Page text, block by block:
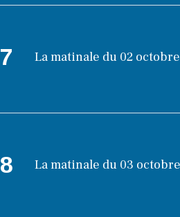
7 La matinale du 02
8 La matinale du 03